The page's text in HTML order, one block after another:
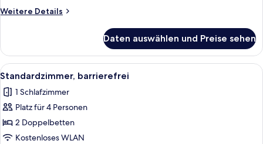
Weitere Details
Weitere
2 Doppelbetten
Daten auswählen und Preise sehen
Alle
Fotos
für
Standardzimmer,
barrierefrei
anzeigen
Ein Hotelzimmer mit rotem Teppich,
5
Standardzimmer, barrierefrei
1 Schlafzimmer
Platz für 4 Personen
2 Doppelbetten
Kostenloses WLAN